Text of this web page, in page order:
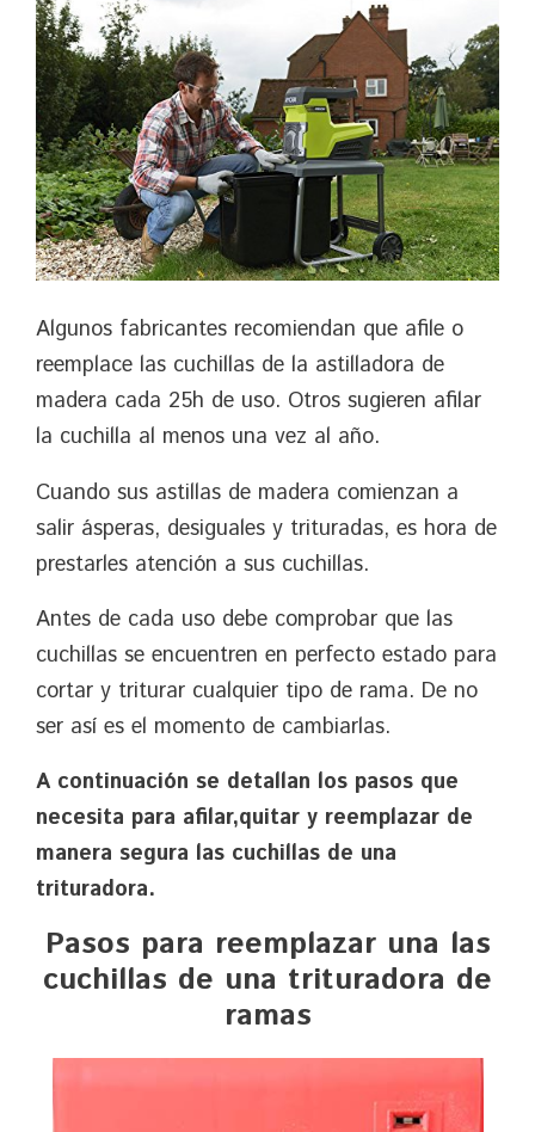
Algunos fabricantes recomiendan que afile o
reemplace las cuchillas de la astilladora de
madera cada 25h de uso. Otros sugieren afilar
la cuchilla al menos una vez al año.
Cuando sus astillas de madera comienzan a
salir ásperas, desiguales y trituradas, es hora de
prestarles atención a sus cuchillas.
Antes de cada uso debe comprobar que las
cuchillas se encuentren en perfecto estado para
cortar y triturar cualquier tipo de rama. De no
ser así es el momento de cambiarlas.
A continuación se detallan los pasos que
necesita para afilar,quitar y reemplazar de
manera segura las cuchillas de una
trituradora.
Pasos para reemplazar una las
cuchillas de una trituradora de
ramas